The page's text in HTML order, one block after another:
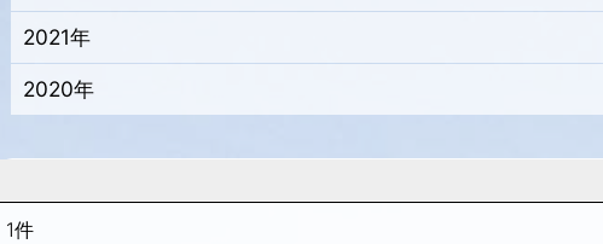
1件
2021年
2020年